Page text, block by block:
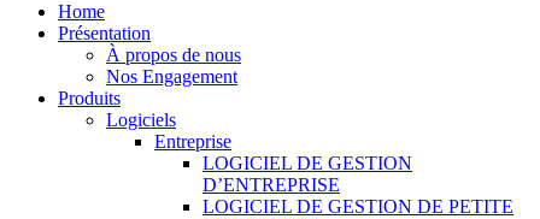
Home
Présentation
À propos de nous
Nos Engagement
Produits
Logiciels
Entreprise
LOGICIEL DE GESTION
D’ENTREPRISE
LOGICIEL DE GESTION DE PETITE